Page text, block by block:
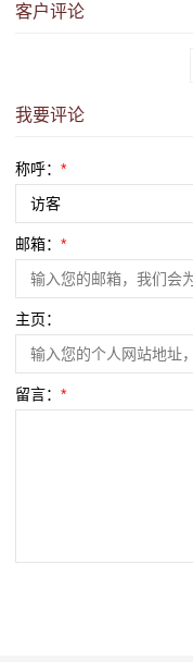
客户评论
我要评论
称呼： *
邮箱： *
主页：
留言： *